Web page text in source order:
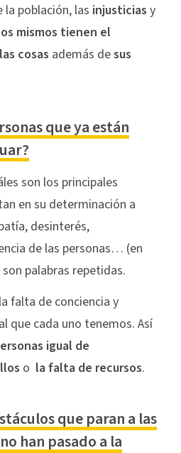
la población, las injusticias y
mismos tienen el
cosas además desus
que ya están
son los principales
en su determinación a
desinterés,
de las personas… (en
palabras repetidas.
falta de conciencia y
que cada uno tenemos. Así
igual de
o la falta de recursos.
que paran a las
han pasado a la